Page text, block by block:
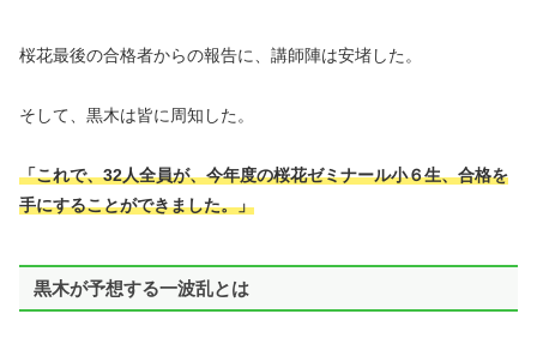
桜花最後の合格者からの報告に、講師陣は安堵した。
そして、黒木は皆に周知した。
「これで、32人全員が、今年度の桜花ゼミナール小６生、合格を
手にすることができました。」
黒木が予想する一波乱とは